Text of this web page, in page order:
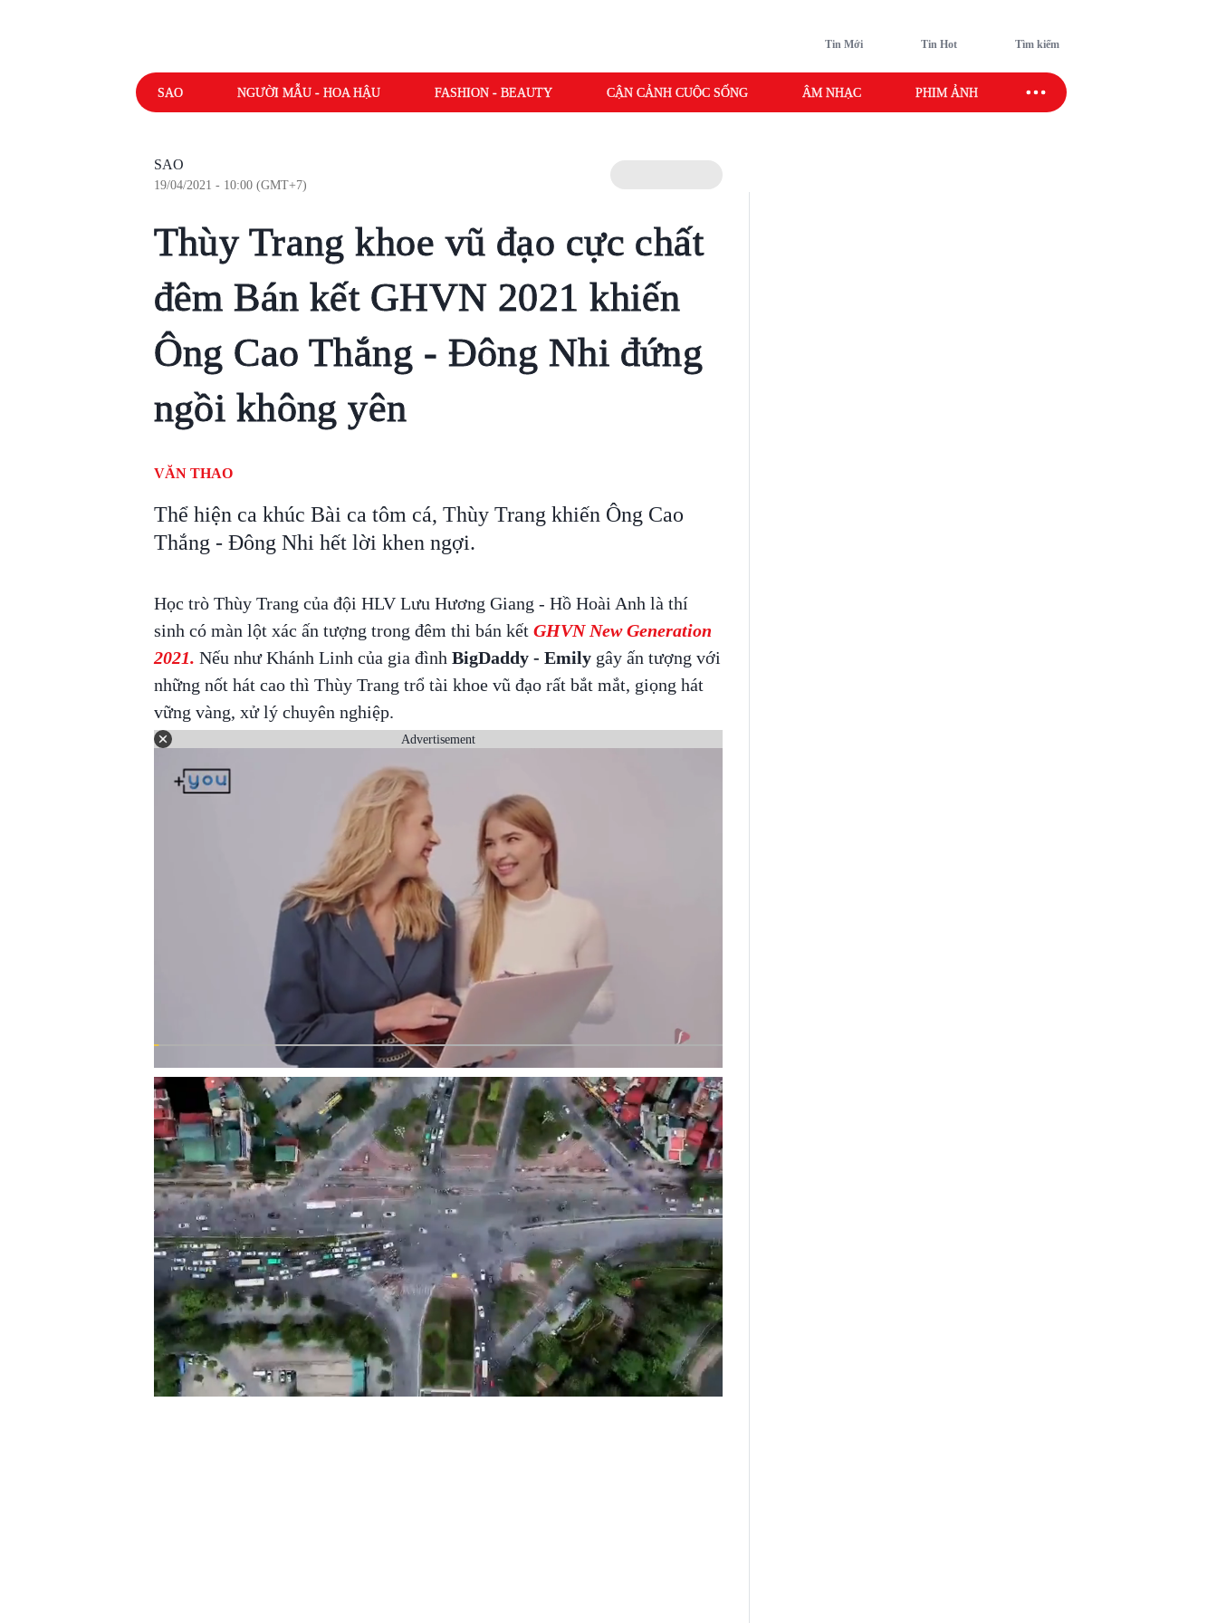
Tin Mới Tin Hot Tìm kiếm
SAO NGƯỜI MẪU - HOA HẬU FASHION - BEAUTY CẬN CẢNH CUỘC SỐNG ÂM NHẠC PHIM ẢNH SAO SPORT
SAO
19/04/2021 - 10:00 (GMT+7)
Thùy Trang khoe vũ đạo cực chất
đêm Bán kết GHVN 2021 khiến
Ông Cao Thắng - Đông Nhi đứng
ngồi không yên
VĂN THAO
Thể hiện ca khúc Bài ca tôm cá, Thùy Trang khiến Ông Cao
Thắng - Đông Nhi hết lời khen ngợi.
Học trò Thùy Trang của đội HLV Lưu Hương Giang - Hồ Hoài Anh là thí
sinh có màn lột xác ấn tượng trong đêm thi bán kết GHVN New Generation
2021. Nếu như Khánh Linh của gia đình BigDaddy - Emily gây ấn tượng với
những nốt hát cao thì Thùy Trang trổ tài khoe vũ đạo rất bắt mắt, giọng hát
vững vàng, xử lý chuyên nghiệp.
Advertisement